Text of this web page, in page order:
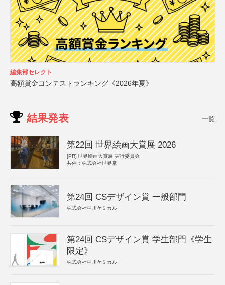
編集部セレクト
高額賞金コンテストランキング《2026年夏》
結果発表 一覧
第22回 世界絵画大賞展 2026
[PR] 世界絵画大賞展 実行委員会
共催：株式会社世界堂
第24回 CSデザイン賞 一般部門
株式会社中川ケミカル
第24回 CSデザイン賞 学生部門《学生
限定》
株式会社中川ケミカル